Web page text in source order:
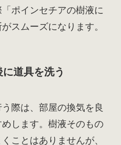
ポインセチアの樹液に
スムーズになります。
道具を洗う
際は、部屋の換気を良
します。樹液そのもの
ことはありませんが、